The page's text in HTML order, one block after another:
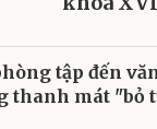
tập đến
thanh mát "bỏ